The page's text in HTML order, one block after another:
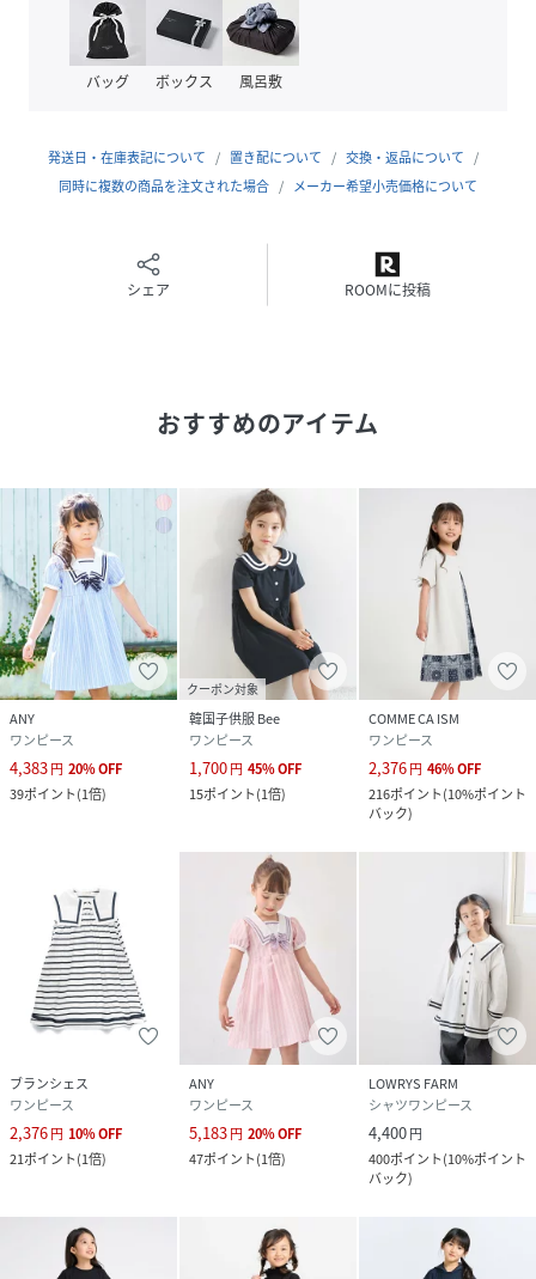
ベビー(品番：23-41OK07-205)まで展開していますので、
お揃いでお楽しみ頂けます。
なめらかな肌触りが特徴のスムース素材です。
柔らかで伸縮性、吸水性に優れています。
100cm、110cm、120cm、130cm
98-41OK07-205-09-100 NT6502
バッグ ボックス 風呂敷
発送日・在庫表記について 置き配について
交換・返品について
同時に複数の商品を注文された場合
メーカー希望小売価格について
シェア ROOMに投稿
おすすめのアイテム
ANY
ワンピース
4,383円 20%OFF
39ポイント(1倍)
クーポン対象
韓国子供服 Bee
ワンピース
1,700円 45%OFF
15ポイント(1倍)
COMME CA ISM
ワンピース
2,376円 46%OFF
216ポイント(10%ポイント
バック)
ブランシェス
ワンピース
2,376円 10%OFF
21ポイント(1倍)
ANY
ワンピース
5,183円 20%OFF
47ポイント(1倍)
LOWRYS FARM
シャツワンピース
4,400円
400ポイント(10%ポイント
バック)